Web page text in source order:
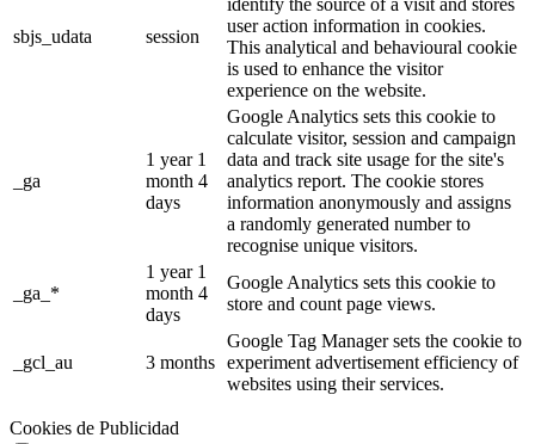
sbjs_udata session
identify the source of a visit and stores
user action information in cookies.
This analytical and behavioural cookie
is used to enhance the visitor
experience on the website.
_ga
1 year 1
month 4
days
Google Analytics sets this cookie to
calculate visitor, session and campaign
data and track site usage for the site's
analytics report. The cookie stores
information anonymously and assigns
a randomly generated number to
recognise unique visitors.
_ga_*
1 year 1
month 4
days
Google Analytics sets this cookie to
store and count page views.
_gcl_au 3 months
Google Tag Manager sets the cookie to
experiment advertisement efficiency of
websites using their services.
Cookies de Publicidad